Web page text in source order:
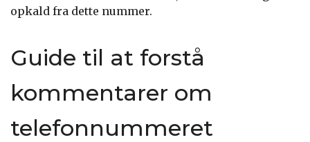
opkald fra dette nummer.
Guide til at forstå
kommentarer om
telefonnummeret